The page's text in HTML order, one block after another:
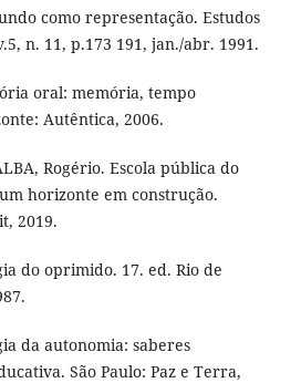
como representação. Estudos
n. 11, p.173 191, jan./abr. 1991.
oral: memória, tempo
Autêntica, 2006.
Rogério. Escola pública do
horizonte em construção.
2019.
do oprimido. 17. ed. Rio de
da autonomia: saberes
São Paulo: Paz e Terra,